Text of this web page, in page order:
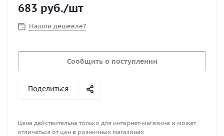
– специальный клей для полиуретана;
– эластичный клеевой шов;
Область применения:
– ремонт обуви в домашних условиях;
– мелкий ремонт в бытовых условиях;
– ремонт тканевых и прорезиненных материалов во
683 руб./шт
Нашли дешевле?
Сообщить о поступлении
Поделиться
Цена действительна только для интернет-магазина и может
отличаться от цен в розничных магазинах